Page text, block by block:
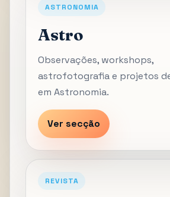
ASTRONOMIA
Astro
Observações, workshops,
astrofotografia e projetos
em Astronomia.
Ver secção
REVISTA